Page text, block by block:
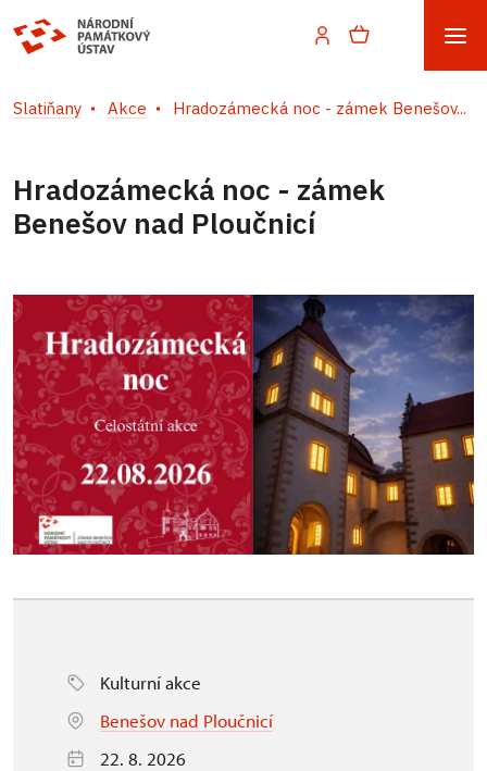
Slatiňany Akce Hradozámecká noc - zámek Benešov...
Hradozámecká noc - zámek
Benešov nad Ploučnicí
Kulturní akce
Benešov nad Ploučnicí
22. 8. 2026